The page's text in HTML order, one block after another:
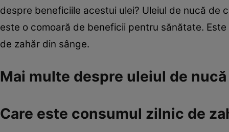
despre beneficiile acestui ulei? Uleiul de nucă
este o comoară de beneficii pentru sănătate.
de zahăr din sânge.
Mai multe despre uleiul de
Care este consumul zilnic de